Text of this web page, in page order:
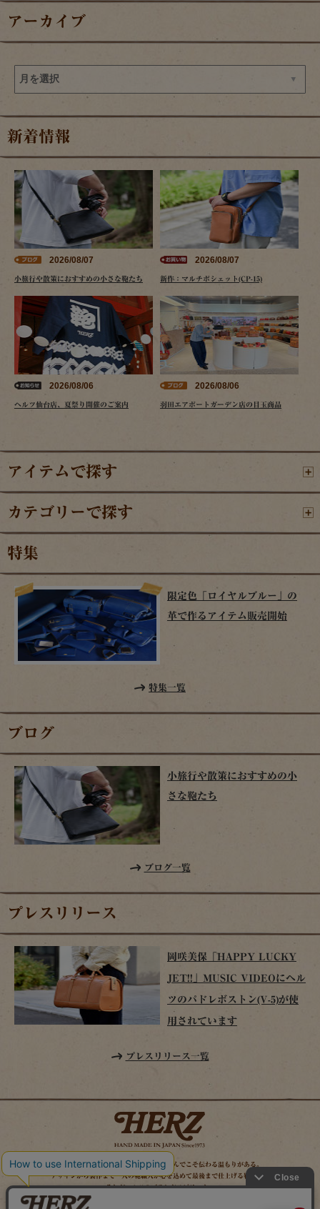
アーカイブ
新着情報
2026/08/07
小旅行や散策におすすめの小さな鞄たち
2026/08/07
新作：マルチポシェット(CP-15)
2026/08/06
ヘルツ仙台店、夏祭り開催のご案内
2026/08/06
羽田エアポートガーデン店の目玉商品
アイテムで探す
カテゴリーで探す
特集
限定色「ロイヤルブルー」の
革で作るアイテム販売開始
特集一覧
ブログ
小旅行や散策におすすめの小
さな鞄たち
ブログ一覧
プレスリリース
岡咲美保「HAPPY LUCKY
JET!!」MUSIC VIDEOにヘル
ツのパドレボストン(V-5)が使
用されています
プレスリリース一覧
時を経てこそ解る味わいがある。使い込んでこそ伝わる温もりがある。
デザインから製作まで一人の鞄職人が心を込めて最後まで仕上げる鞄作り。
それがヘルツのブランドスピリット。